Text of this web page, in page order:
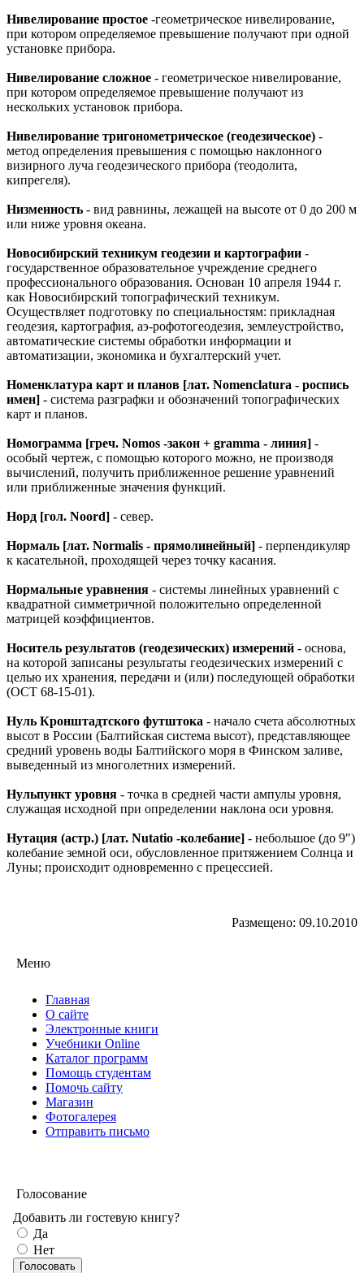
Нивелирование простое -геометрическое нивелирование,
при котором определяемое превышение получают при одной
установке прибора.
Нивелирование сложное - геометрическое нивелирование,
при котором определяемое превышение получают из
нескольких установок прибора.
Нивелирование тригонометрическое (геодезическое) -
метод определения превышения с помощью наклонного
визирного луча геодезического прибора (теодолита,
кипрегеля).
Низменность - вид равнины, лежащей на высоте от 0 до 200 м
или ниже уровня океана.
Новосибирский техникум геодезии и картографии -
государственное образовательное учреждение среднего
профессионального образования. Основан 10 апреля 1944 г.
как Новосибирский топографический техникум.
Осуществляет подготовку по специальностям: прикладная
геодезия, картография, аэ-рофотогеодезия, землеустройство,
автоматические системы обработки информации и
автоматизации, экономика и бухгалтерский учет.
Номенклатура карт и планов [лат. Nomenclatura - роспись
имен] - система разграфки и обозначений топографических
карт и планов.
Номограмма [греч. Nomos -закон + gramma - линия] -
особый чертеж, с помощью которого можно, не производя
вычислений, получить приближенное решение уравнений
или приближенные значения функций.
Норд [гол. Noord] - север.
Нормаль [лат. Normalis - прямолинейный] - перпендикуляр
к касательной, проходящей через точку касания.
Нормальные уравнения - системы линейных уравнений с
квадратной симметричной положительно определенной
матрицей коэффициентов.
Носитель результатов (геодезических) измерений - основа,
на которой записаны результаты геодезических измерений с
целью их хранения, передачи и (или) последующей обработки
(ОСТ 68-15-01).
Нуль Кронштадтского футштока - начало счета абсолютных
высот в России (Балтийская система высот), представляющее
средний уровень воды Балтийского моря в Финском заливе,
выведенный из многолетних измерений.
Нульпункт уровня - точка в средней части ампулы уровня,
служащая исходной при определении наклона оси уровня.
Нутация (астр.) [лат. Nutatio -колебание] - небольшое (до 9")
колебание земной оси, обусловленное притяжением Солнца и
Луны; происходит одновременно с прецессией.
Размещено: 09.10.2010
Меню
Главная
О сайте
Электронные книги
Учебники Online
Каталог программ
Помощь студентам
Помочь сайту
Магазин
Фотогалерея
Отправить письмо
Голосование
Добавить ли гостевую книгу?
Да
Нет